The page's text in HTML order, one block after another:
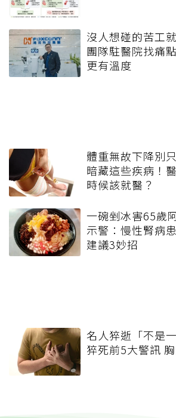
沒人想碰的苦工
團隊駐醫院找痛
更有溫度
體重無故下降別
暗藏這些疾病！
時候該就醫？
一碗剉冰害65歲
示警：慢性腎病
建議3妙招
名人猝逝「不是
猝死前5大警訊